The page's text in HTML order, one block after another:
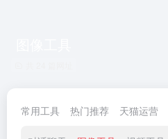
常用工具 热门推荐 天猫运营